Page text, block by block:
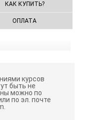
КАК КУПИТЬ?
ОПЛАТА
курсов
быть не
можно по
по эл. почте